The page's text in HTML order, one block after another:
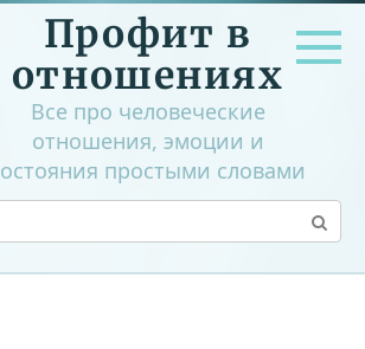
Профит в
отношениях
Все про человеческие
отношения, эмоции и
простыми словами